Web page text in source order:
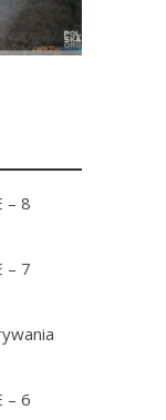
– 8
– 7
– 6